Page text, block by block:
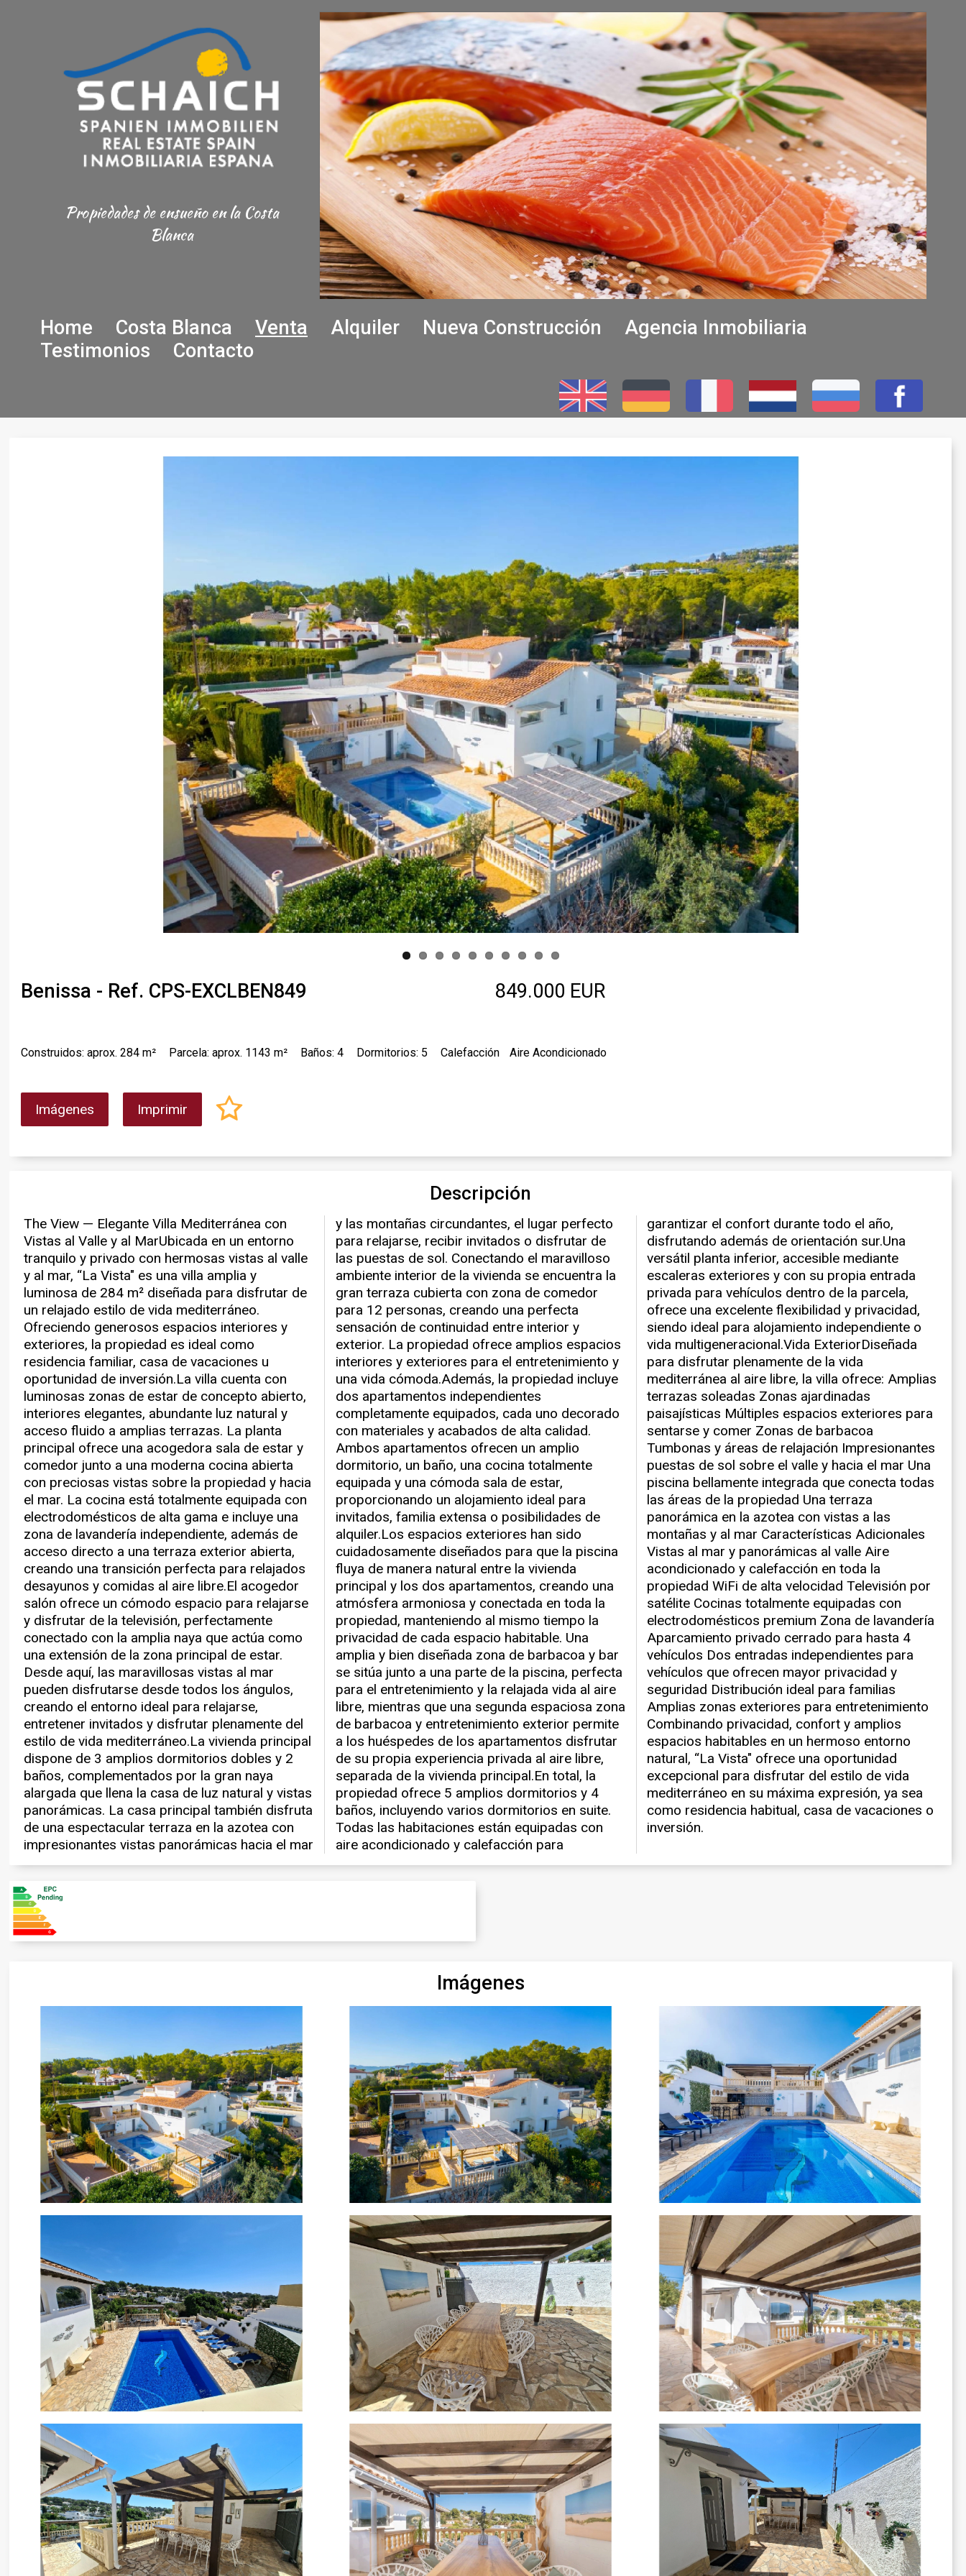
Propiedades de ensueñoen la Costa
Blanca
Home Costa Blanca Venta Alquiler Nueva Construcción
Agencia Inmobiliaria
Testimonios
Contacto
Benissa - Ref. CPS-EXCLBEN849 849.000 EUR
Construidos: aprox. 284 m² Parcela: aprox. 1143 m² Baños: 4 Dormitorios: 5 Calefacción Aire Acondicionado
Imágenes Imprimir
Descripción
The View — Elegante Villa Mediterránea con
Vistas al Valle y al MarUbicada en un entorno
tranquilo y privado con hermosas vistas al valle
y al mar, “La Vista" es una villa amplia y
luminosa de 284 m² diseñada para disfrutar de
un relajado estilo de vida mediterráneo.
Ofreciendo generosos espacios interiores y
exteriores, la propiedad es ideal como
residencia familiar, casa de vacaciones u
oportunidad de inversión.La villa cuenta con
luminosas zonas de estar de concepto abierto,
interiores elegantes, abundante luz natural y
acceso fluido a amplias terrazas. La planta
principal ofrece una acogedora sala de estar y
comedor junto a una moderna cocina abierta
con preciosas vistas sobre la propiedad y hacia
el mar. La cocina está totalmente equipada con
electrodomésticos de alta gama e incluye una
zona de lavandería independiente, además de
acceso directo a una terraza exterior abierta,
creando una transición perfecta para relajados
desayunos y comidas al aire libre.El acogedor
salón ofrece un cómodo espacio para relajarse
y disfrutar de la televisión, perfectamente
conectado con la amplia naya que actúa como
una extensión de la zona principal de estar.
Desde aquí, las maravillosas vistas al mar
pueden disfrutarse desde todos los ángulos,
creando el entorno ideal para relajarse,
entretener invitados y disfrutar plenamente del
estilo de vida mediterráneo.La vivienda principal
dispone de 3 amplios dormitorios dobles y 2
baños, complementados por la gran naya
alargada que llena la casa de luz natural y vistas
panorámicas. La casa principal también disfruta
de una espectacular terraza en la azotea con
impresionantes vistas panorámicas hacia el mar
y las montañas circundantes, el lugar perfecto
para relajarse, recibir invitados o disfrutar de
las puestas de sol. Conectando el maravilloso
ambiente interior de la vivienda se encuentra la
gran terraza cubierta con zona de comedor
para 12 personas, creando una perfecta
sensación de continuidad entre interior y
exterior. La propiedad ofrece amplios espacios
interiores y exteriores para el entretenimiento y
una vida cómoda.Además, la propiedad incluye
dos apartamentos independientes
completamente equipados, cada uno decorado
con materiales y acabados de alta calidad.
Ambos apartamentos ofrecen un amplio
dormitorio, un baño, una cocina totalmente
equipada y una cómoda sala de estar,
proporcionando un alojamiento ideal para
invitados, familia extensa o posibilidades de
alquiler.Los espacios exteriores han sido
cuidadosamente diseñados para que la piscina
fluya de manera natural entre la vivienda
principal y los dos apartamentos, creando una
atmósfera armoniosa y conectada en toda la
propiedad, manteniendo al mismo tiempo la
privacidad de cada espacio habitable. Una
amplia y bien diseñada zona de barbacoa y bar
se sitúa junto a una parte de la piscina, perfecta
para el entretenimiento y la relajada vida al aire
libre, mientras que una segunda espaciosa zona
de barbacoa y entretenimiento exterior permite
a los huéspedes de los apartamentos disfrutar
de su propia experiencia privada al aire libre,
separada de la vivienda principal.En total, la
propiedad ofrece 5 amplios dormitorios y 4
baños, incluyendo varios dormitorios en suite.
Todas las habitaciones están equipadas con
aire acondicionado y calefacción para
garantizar el confort durante todo el año,
disfrutando además de orientación sur.Una
versátil planta inferior, accesible mediante
escaleras exteriores y con su propia entrada
privada para vehículos dentro de la parcela,
ofrece una excelente flexibilidad y privacidad,
siendo ideal para alojamiento independiente o
vida multigeneracional.Vida ExteriorDiseñada
para disfrutar plenamente de la vida
mediterránea al aire libre, la villa ofrece: Amplias
terrazas soleadas Zonas ajardinadas
paisajísticas Múltiples espacios exteriores para
sentarse y comer Zonas de barbacoa
Tumbonas y áreas de relajación Impresionantes
puestas de sol sobre el valle y hacia el mar Una
piscina bellamente integrada que conecta todas
las áreas de la propiedad Una terraza
panorámica en la azotea con vistas a las
montañas y al mar Características Adicionales
Vistas al mar y panorámicas al valle Aire
acondicionado y calefacción en toda la
propiedad WiFi de alta velocidad Televisión por
satélite Cocinas totalmente equipadas con
electrodomésticos premium Zona de lavandería
Aparcamiento privado cerrado para hasta 4
vehículos Dos entradas independientes para
vehículos que ofrecen mayor privacidad y
seguridad Distribución ideal para familias
Amplias zonas exteriores para entretenimiento
Combinando privacidad, confort y amplios
espacios habitables en un hermoso entorno
natural, “La Vista" ofrece una oportunidad
excepcional para disfrutar del estilo de vida
mediterráneo en su máxima expresión, ya sea
como residencia habitual, casa de vacaciones o
inversión.
Imágenes